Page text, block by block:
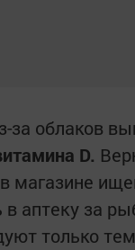
за облаков
D.
магазине
в аптеку за
только